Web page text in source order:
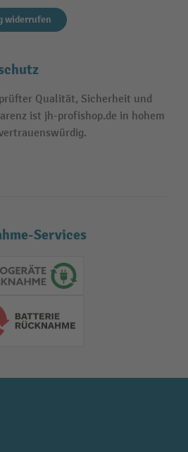
widerrufen
Qualität, Sicherheit und
ist jh-profishop.de in hohem
Services
Rückname
Rückname